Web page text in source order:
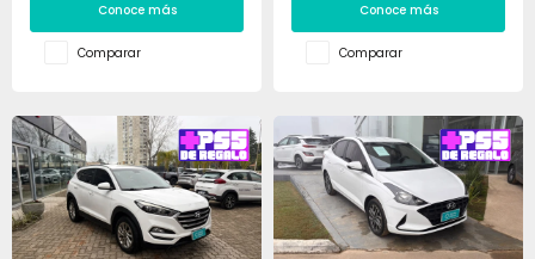
Conoce más
Comparar
Conoce más
Comparar